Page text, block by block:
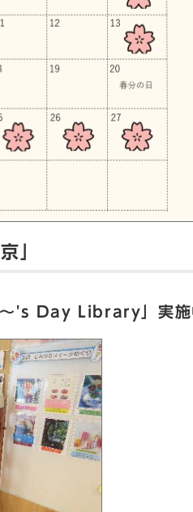
」
～'s Day Library」実施